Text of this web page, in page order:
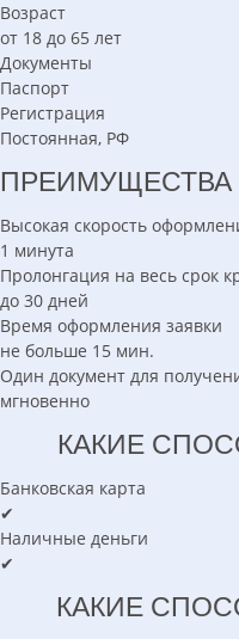
Возраст
от 18 до 65 лет
Документы
Паспорт
Регистрация
Постоянная, РФ
ПРЕИМУЩЕСТВА
Высокая скорость
1 минута
Пролонгация на весь срок
до 30 дней
Время оформления заявки
не больше 15 мин.
Один документ для
мгновенно
КАКИЕ
Банковская карта
✔
Наличные деньги
✔
КАКИЕ